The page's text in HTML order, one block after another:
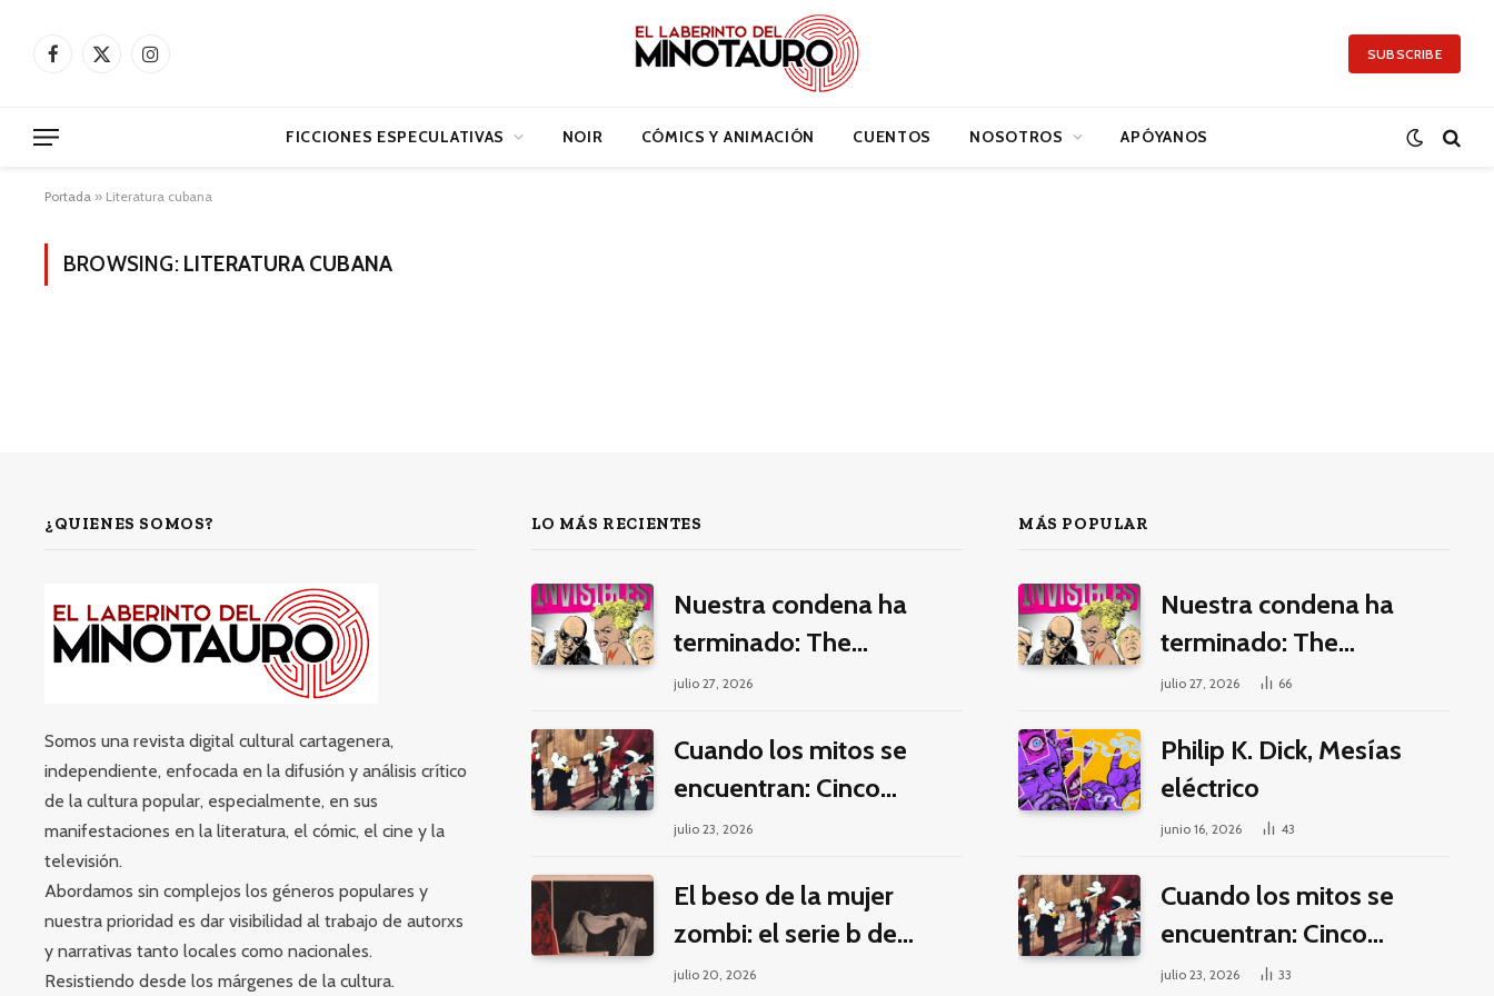
Facebook
X
Instagram SUBSCRIBE
FICCIONES ESPECULATIVAS NOIR CÓMICS Y ANIMACIÓN CUENTOS NOSOTROS APÓYANOS
Portada » Literatura cubana
BROWSING: LITERATURA CUBANA
¿QUIENES SOMOS?
Somos una revista digital cultural cartagenera,
independiente, enfocada en la difusión y análisis crítico
de la cultura popular, especialmente, en sus
manifestaciones en la literatura, el cómic, el cine y la
televisión.
Abordamos sin complejos los géneros populares y
nuestra prioridad es dar visibilidad al trabajo de autorxs
y narrativas tanto locales como nacionales.
Resistiendo desde los márgenes de la cultura.
LO MÁS RECIENTES
Nuestra condena ha
terminado: The
Invisibles y la guerra por
julio 27, 2026
Cuando los mitos se
encuentran: Cinco
pilares éticos para una
julio 23, 2026
El beso de la mujer
zombi: el serie b de
Manuel Puig y Jacques
julio 20, 2026
MÁS POPULAR
Nuestra condena ha
terminado: The
Invisibles y la guerra por
julio 27, 2026 66
Philip K. Dick, Mesías
eléctrico
junio 16, 2026 43
Cuando los mitos se
encuentran: Cinco
pilares éticos para una
julio 23, 2026 33